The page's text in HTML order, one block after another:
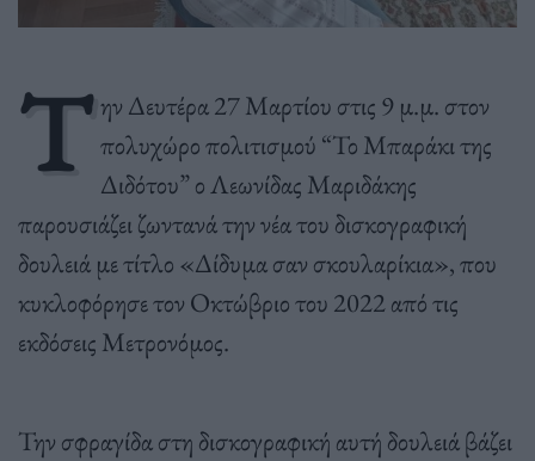
Τ ην Δευτέρα 27 Μαρτίου στις 9 μ.μ. στον
πολυχώρο πολιτισμού “Το Μπαράκι της
Διδότου” ο Λεωνίδας Μαριδάκης
παρουσιάζει ζωντανά την νέα του δισκογραφική
δουλειά με τίτλο «Δίδυμα σαν σκουλαρίκια», που
κυκλοφόρησε τον Οκτώβριο του 2022 από τις
εκδόσεις Μετρονόμος.
Την σφραγίδα στη δισκογραφική αυτή δουλειά βάζει